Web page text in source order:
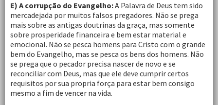
E) A corrupção do Evangelho:A Palavra de Deus tem sido
mercadejada por muitos falsos pregadores. Não se prega
mais sobre as antigas doutrinas da graça, mas somente
sobre prosperidade financeira e bem estar material e
emocional. Não se pesca homens para Cristo com o grande
bem do Evangelho, mas se pesca os bens dos homens. Não
se prega que o pecador precisa nascer de novo e se
reconciliar com Deus, mas que ele deve cumprir certos
requisitos por sua propria força para estar bem consigo
mesmo a fim de vencer na vida.